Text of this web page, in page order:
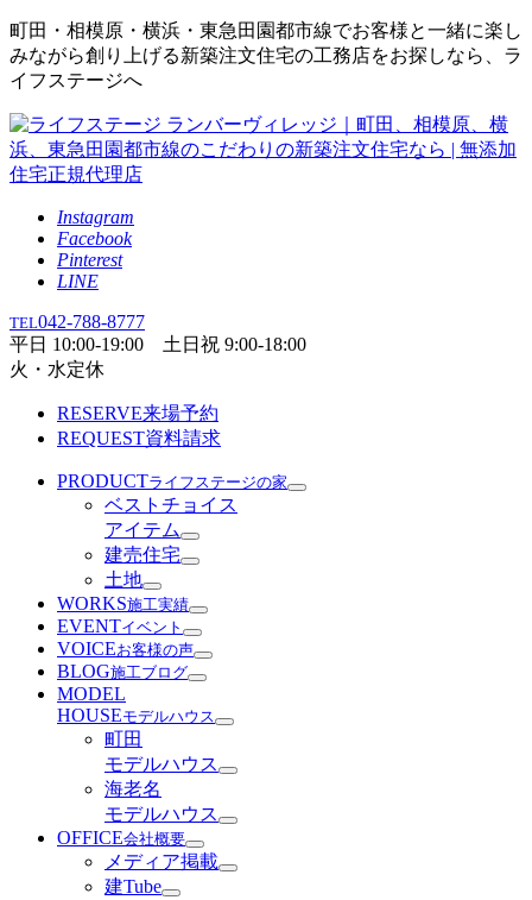
町田・相模原・横浜・東急田園都市線でお客様と一緒に楽し
みながら創り上げる新築注文住宅の工務店をお探しなら、ラ
イフステージへ
Instagram
Facebook
Pinterest
LINE
TEL042-788-8777
平日 10:00-19:00 土日祝 9:00-18:00
火・水定休
RESERVE来場予約
REQUEST資料請求
PRODUCTライフステージの家
ベストチョイス
アイテム
建売住宅
土地
WORKS施工実績
EVENTイベント
VOICEお客様の声
BLOG施工ブログ
MODEL
HOUSEモデルハウス
町田
モデルハウス
海老名
モデルハウス
OFFICE会社概要
メディア掲載
建Tube